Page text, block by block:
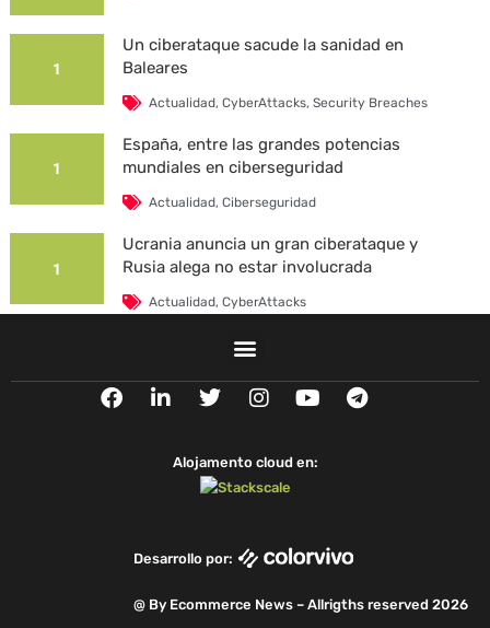
1
Un ciberataque sacude la sanidad en
Baleares
Actualidad,CyberAttacks,Security Breaches
1
España, entre las grandes potencias
mundiales en ciberseguridad
Actualidad,Ciberseguridad
1
Ucrania anuncia un gran ciberataque y
Rusia alega no estar involucrada
Actualidad,CyberAttacks
La Universidad Autónoma de Barcelona es
Actualidad, CyberAttacks, Security Breaches
F
L
i
k
T
t
t
e
I
t
a
g
m
Y
o
T
Alojamento cloud en:
Desarrollo por:
@ By Ecommerce News – Allrigths reserved 2026